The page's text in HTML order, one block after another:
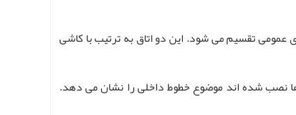
تقسیم می شود. این دو اتاق به ترتیب با کاشی
نصب شده اند موضوع خطوط داخلی را نشان می دهد.